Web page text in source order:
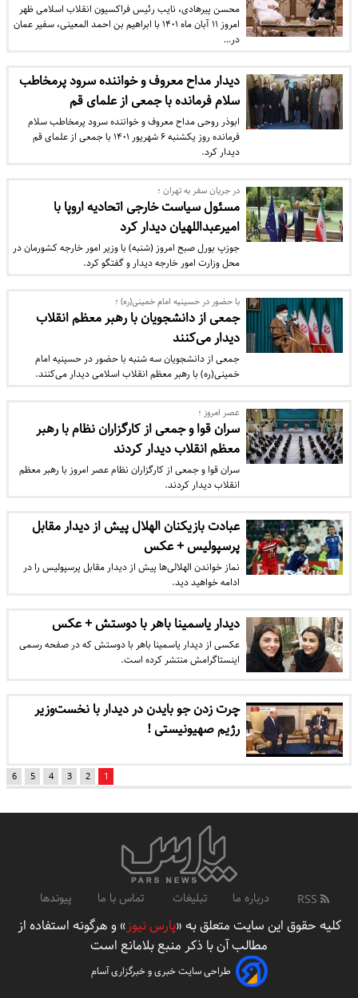
محسن پیرهادی، نایب رئیس فراکسیون انقلاب اسلامی ظهر
امروز ۱۱ آبان ماه ۱۴۰۱ با ابراهیم بن احمد المعینی، سفیر عمان
در…
دیدار مداح معروف و خواننده سرود پرمخاطب
سلام فرمانده با جمعی از علمای قم
ابوذر روحی مداح معروف و خواننده سرود پرمخاطب سلام
فرمانده روز یکشنبه ۶ شهریور ۱۴٠۱ با جمعی از علمای قم
دیدار کرد.
در جریان سفر به تهران ؛
مسئول سیاست خارجی اتحادیه اروپا با
امیرعبداللهیان دیدار کرد
جوزپ بورل صبح امروز (شنبه) با وزیر امور خارجه کشورمان در
محل وزارت امور خارجه دیدار و گفتگو کرد.
با حضور در حسینیه امام خمینی(ره) ؛
جمعی از دانشجویان با رهبر معظم انقلاب
دیدار می‌کنند
جمعی از دانشجویان سه شنبه با حضور در حسینیه امام
خمینی(ره) با رهبر معظم انقلاب اسلامی دیدار می‌کنند.
عصر امروز ؛
سران قوا و جمعی از کارگزاران نظام با رهبر
معظم انقلاب دیدار کردند
سران قوا و جمعی از کارگزاران نظام عصر امروز با رهبر معظم
انقلاب دیدار کردند.
عبادت بازیکنان الهلال پیش از دیدار مقابل
پرسپولیس + عکس
نماز خواندن الهلالی‌ها پیش از دیدار مقابل پرسپولیس را در
ادامه خواهید دید.
دیدار یاسمینا باهر با دوستش + عکس
عکسی از دیدار یاسمینا باهر با دوستش که در صفحه رسمی
اینستاگرامش منتشر کرده است.
چرت زدن جو بایدن در دیدار با نخست‌وزیر
رژیم صهیونیستی !
1
2
3
4
5
6
درباره ما تبلیغات تماس با ما پیوندها
کلیه حقوق این سایت متعلق به «پارس نیوز» و هرگونه استفاده از
مطالب آن با ذکر منبع بلامانع است
طراحی سایت خبری و خبرگزاری آسام